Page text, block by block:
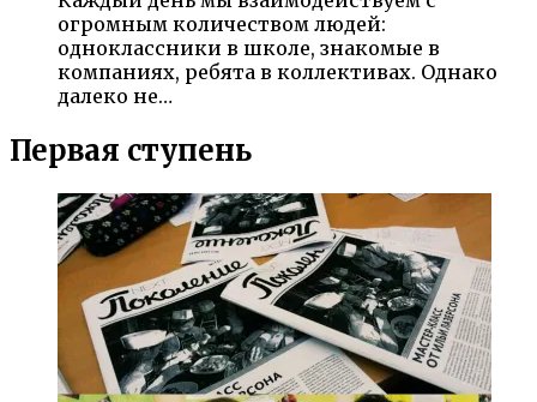
огромным количеством людей:
одноклассники в школе, знакомые в
компаниях, ребята в коллективах. Однако
далеко не…
Первая ступень